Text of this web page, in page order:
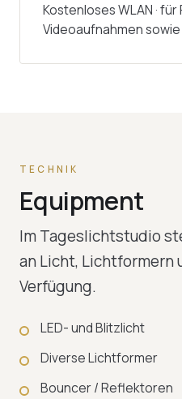
Kostenloses WLAN ·
Videoaufnahmen
TECHNIK
Equipment
Im Tageslichtstudio
an Licht, Lichtformern
Verfügung.
LED- und Blitzlicht
Diverse Lichtformer
Bouncer / Reflektoren